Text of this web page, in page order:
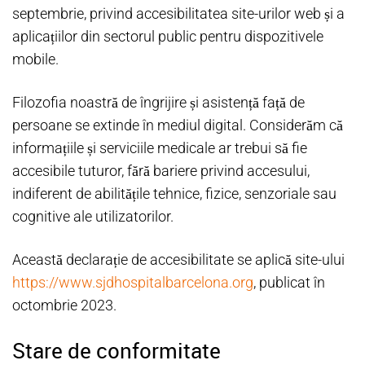
septembrie, privind accesibilitatea site-urilor web și a
aplicațiilor din sectorul public pentru dispozitivele
mobile.
Filozofia noastră de îngrijire și asistență față de
persoane se extinde în mediul digital. Considerăm că
informațiile și serviciile medicale ar trebui să fie
accesibile tuturor, fără bariere privind accesului,
indiferent de abilitățile tehnice, fizice, senzoriale sau
cognitive ale utilizatorilor.
Această declarație de accesibilitate se aplică site-ului
https://www.sjdhospitalbarcelona.org, publicat în
octombrie 2023.
Stare de conformitate